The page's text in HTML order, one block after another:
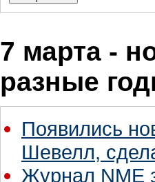
7 марта -
разные
Появились
Шевелл,
Журнал NME